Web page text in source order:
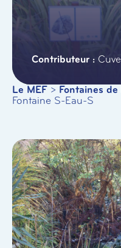
Le MEF > Fontaines
Fontaine S-Eau-S